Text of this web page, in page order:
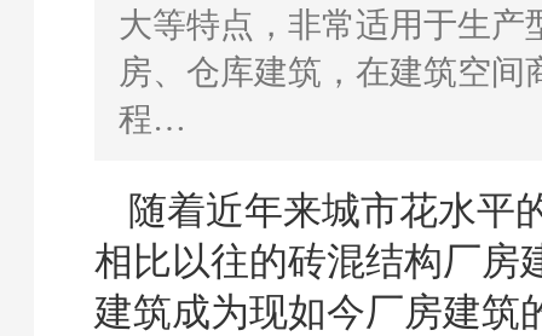
大等特点，非常适用于生产
房、仓库建筑，在建筑空间
程…
随着近年来城市花水平
相比以往的砖混结构厂房
建筑成为现如今厂房建筑